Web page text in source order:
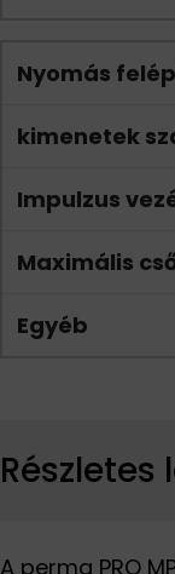
Nyomás
kimenetek
Impulzus
Maximális
Egyéb
Részletes
A perma PRO